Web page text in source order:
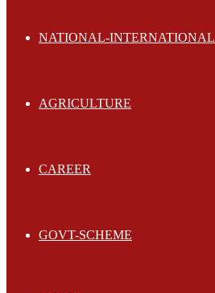
NATIONAL-INTERNATIONAL
AGRICULTURE
CAREER
GOVT-SCHEME